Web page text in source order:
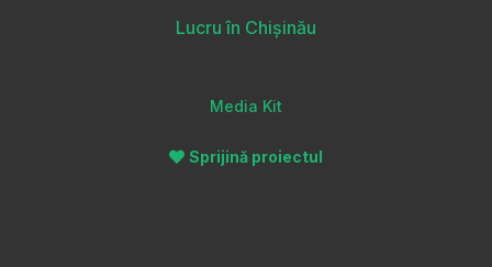
Lucru în Chișinău
Media Kit
Sprijină proiectul